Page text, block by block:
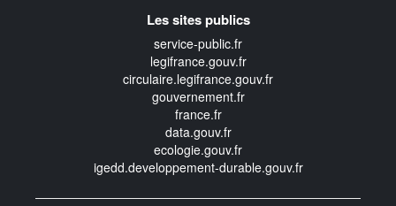
Les sites publics
service-public.fr
legifrance.gouv.fr
circulaire.legifrance.gouv.fr
gouvernement.fr
france.fr
data.gouv.fr
ecologie.gouv.fr
igedd.developpement-durable.gouv.fr